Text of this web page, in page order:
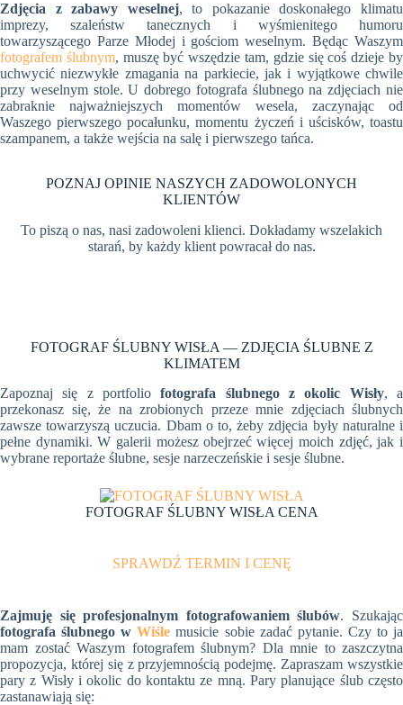
Zdjęcia z zabawy weselnej, to pokazanie doskonałego klimatu
imprezy, szaleństw tanecznych i wyśmienitego humoru
towarzyszącego Parze Młodej i gościom weselnym. Będąc Waszym
fotografem ślubnym, muszę być wszędzie tam, gdzie się coś dzieje by
uchwycić niezwykłe zmagania na parkiecie, jak i wyjątkowe chwile
przy weselnym stole. U dobrego fotografa ślubnego na zdjęciach nie
zabraknie najważniejszych momentów wesela, zaczynając od
Waszego pierwszego pocałunku, momentu życzeń i uścisków, toastu
szampanem, a także wejścia na salę i pierwszego tańca.
POZNAJ OPINIE NASZYCH ZADOWOLONYCH
KLIENTÓW
To piszą o nas, nasi zadowoleni klienci. Dokładamy wszelakich
starań, by każdy klient powracał do nas.
FOTOGRAF ŚLUBNY WISŁA — ZDJĘCIA ŚLUBNE Z
KLIMATEM
Zapoznaj się z portfoliofotografa ślubnego z okolic Wisły, a
przekonasz się, że na zrobionych przeze mnie zdjęciach ślubnych
zawsze towarzyszą uczucia. Dbam o to, żeby zdjęcia były naturalne i
pełne dynamiki. W galerii możesz obejrzeć więcej moich zdjęć, jak i
wybrane reportaże ślubne, sesje narzeczeńskie i sesje ślubne.
FOTOGRAF ŚLUBNY WISŁA CENA
SPRAWDŹ TERMIN I CENĘ
Zajmuję się profesjonalnym fotografowaniem ślubów. Szukając
fotografa ślubnego wWiśle musicie sobie zadać pytanie. Czy to ja
mam zostać Waszym fotografem ślubnym? Dla mnie to zaszczytna
propozycja, której się z przyjemnością podejmę. Zapraszam wszystkie
pary z Wisły i okolic do kontaktu ze mną. Pary planujące ślub często
zastanawiają się: